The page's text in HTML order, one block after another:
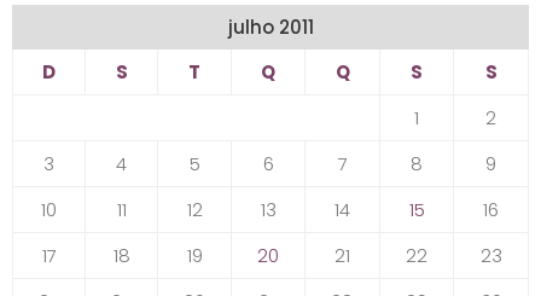
julho 2011
D
S T Q Q S
S
1
2
3
4 5 6 7 8
9
10
11 12 13 14 15
16
17
18 19 20 21 22
23